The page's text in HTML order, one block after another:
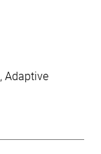
Adaptive